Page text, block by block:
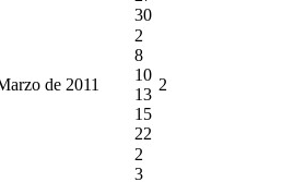
30
de 2011
2
8
10
13
15
22
2
2
3